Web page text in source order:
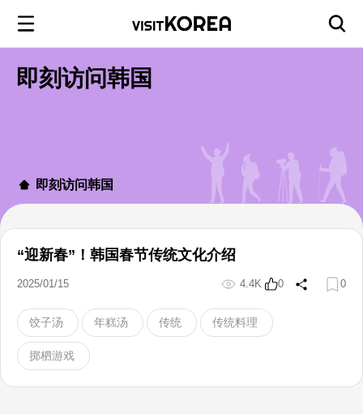
即刻访问韩国
即刻访问韩国
“迎新春”！韩国春节传统文化介绍
2025/01/15 4.4K 0 0
饺子汤 年糕汤 传统 传统料理
掷柶游戏